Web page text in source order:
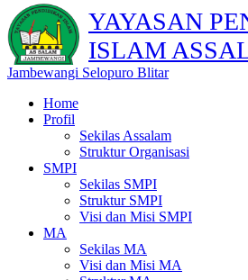
YAYASAN
ISLAM
Jambewangi Selopuro Blitar
Home
Profil
Sekilas Assalam
Struktur Organisasi
SMPI
Sekilas SMPI
Struktur SMPI
Visi dan Misi SMPI
MA
Sekilas MA
Visi dan Misi MA